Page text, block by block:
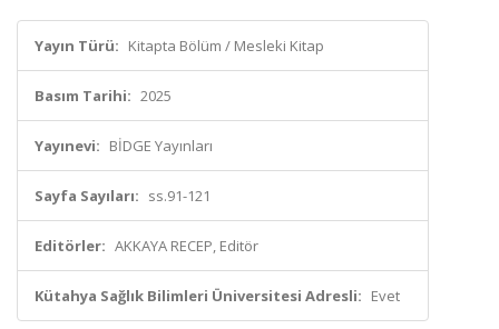
Yayın Türü: Kitapta Bölüm / Mesleki Kitap
Basım Tarihi: 2025
Yayınevi: BİDGE Yayınları
Sayfa Sayıları: ss.91-121
Editörler: AKKAYA RECEP, Editör
Kütahya Sağlık Bilimleri Üniversitesi Adresli: Evet